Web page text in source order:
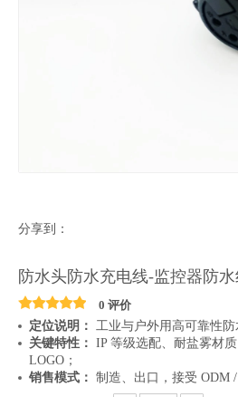
分享到：
防水头防水充电线-监控器防
0 评价
定位说明： 工业与户外用高可靠性防
关键特性： IP 等级选配、耐盐雾材
LOGO；
销售模式： 制造、出口，接受 ODM /